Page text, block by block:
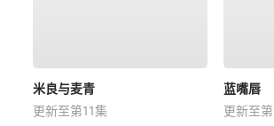
米良与麦青
更新至第11集
蓝嘴唇
更新至